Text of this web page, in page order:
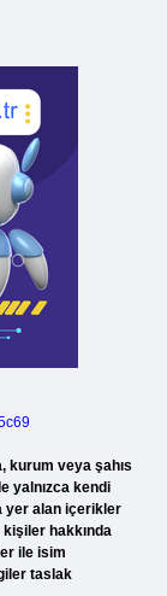
kurum veya şahıs
yalnızca kendi
yer alan içerikler
hakkında
ile isim
taslak